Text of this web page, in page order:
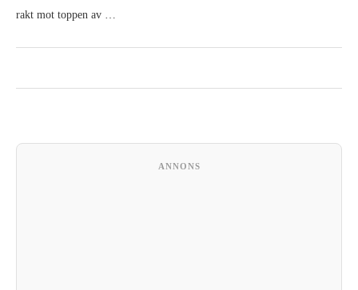
rakt mot toppen av …
ANNONS